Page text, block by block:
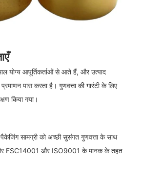
योग्य आपूर्तिकर्ताओं से आते हैं, और उत्पाद
प्रमाणन पास करता है। गुणवत्ता की गारंटी के लिए
किया गया।
सामग्री को अच्छी सुसंगत गुणवत्ता के साथ
और FSC14001 और ISO9001 के मानक के तहत